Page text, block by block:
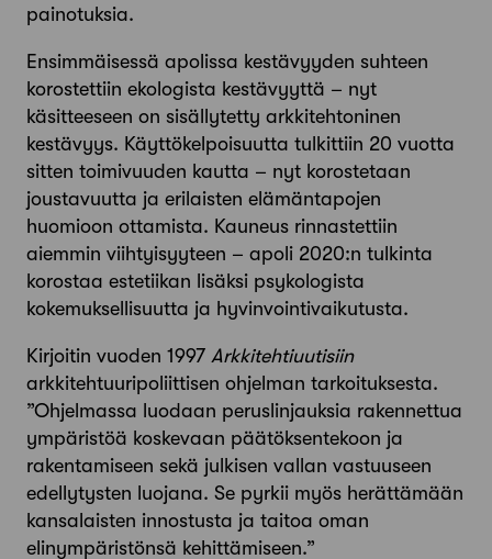
painotuksia.
Ensimmäisessä apolissa kestävyyden suhteen
korostettiin ekologista kestävyyttä – nyt
käsitteeseen on sisällytetty arkkitehtoninen
kestävyys. Käyttökelpoisuutta tulkittiin 20 vuotta
sitten toimivuuden kautta – nyt korostetaan
joustavuutta ja erilaisten elämäntapojen
huomioon ottamista. Kauneus rinnastettiin
aiemmin viihtyisyyteen – apoli 2020:n tulkinta
korostaa estetiikan lisäksi psykologista
kokemuksellisuutta ja hyvinvointivaikutusta.
Kirjoitin vuoden 1997 Arkkitehtiuutisiin
arkkitehtuuripoliittisen ohjelman tarkoituksesta.
”Ohjelmassa luodaan peruslinjauksia rakennettua
ympäristöä koskevaan päätöksentekoon ja
rakentamiseen sekä julkisen vallan vastuuseen
edellytysten luojana. Se pyrkii myös herättämään
kansalaisten innostusta ja taitoa oman
elinympäristönsä kehittämiseen.”